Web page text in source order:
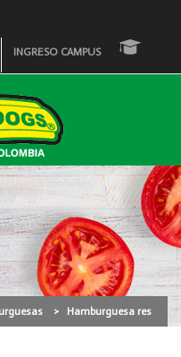
INGRESO CAMPUS
res
> Hamburguesa res